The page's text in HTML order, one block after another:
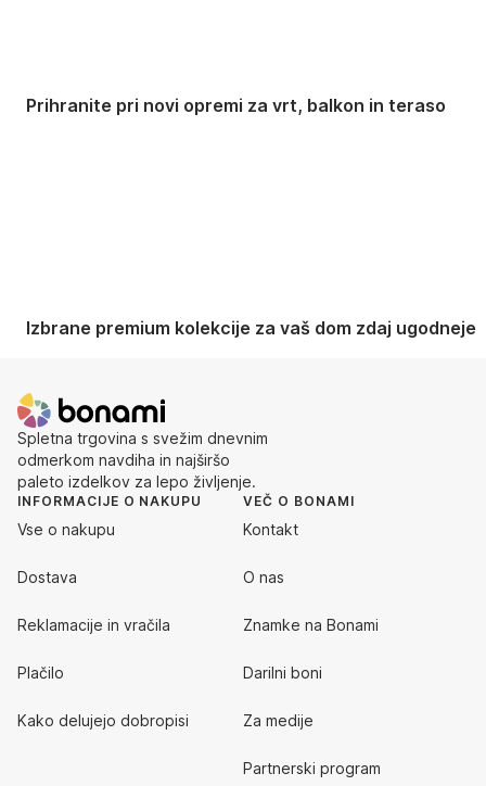
Prihranite pri novi opremi za vrt, balkon in teraso
Izbrane premium kolekcije za vaš dom zdaj ugodneje
Spletna trgovina s svežim dnevnim
odmerkom navdiha in najširšo
paleto izdelkov za lepo življenje.
INFORMACIJE O NAKUPU
Vse o nakupu
Dostava
Reklamacije in vračila
Plačilo
Kako delujejo dobropisi
VEČ O BONAMI
Kontakt
O nas
Znamke na Bonami
Darilni boni
Za medije
Partnerski program